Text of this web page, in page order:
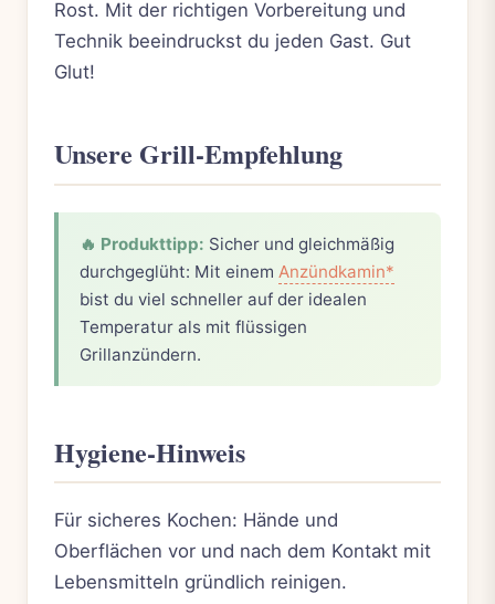
Rost. Mit der richtigen Vorbereitung und
Technik beeindruckst du jeden Gast. Gut
Glut!
Unsere Grill-Empfehlung
🔥 Produkttipp: Sicher und gleichmäßig
durchgeglüht: Mit einem Anzündkamin*
bist du viel schneller auf der idealen
Temperatur als mit flüssigen
Grillanzündern.
Hygiene-Hinweis
Für sicheres Kochen: Hände und
Oberflächen vor und nach dem Kontakt mit
Lebensmitteln gründlich reinigen.